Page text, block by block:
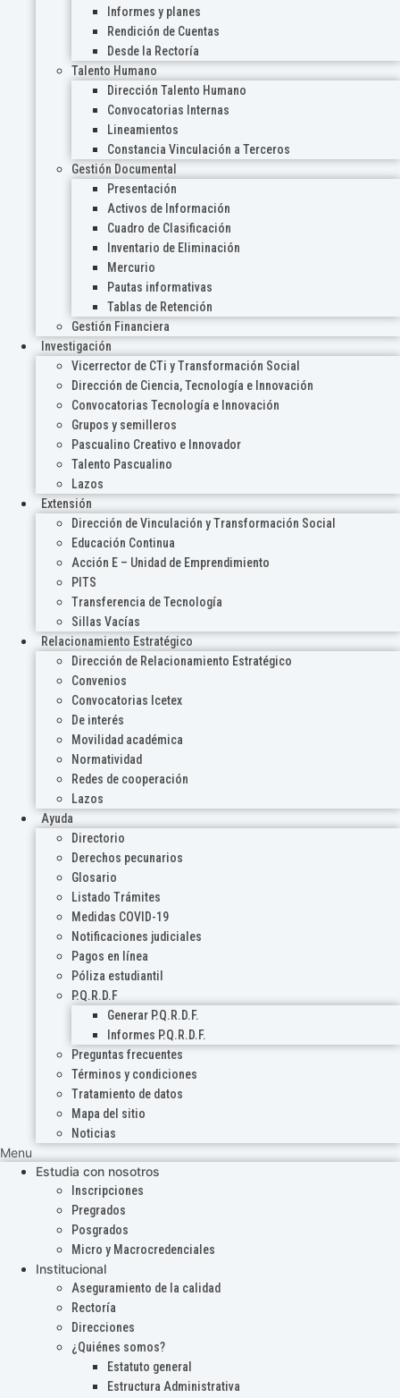
Informes y planes
Rendición de Cuentas
Desde la Rectoría
Talento Humano
Dirección Talento Humano
Convocatorias Internas
Lineamientos
Constancia Vinculación a Terceros
Gestión Documental
Presentación
Activos de Información
Cuadro de Clasificación
Inventario de Eliminación
Mercurio
Pautas informativas
Tablas de Retención
Gestión Financiera
Investigación
Vicerrector de CTi y Transformación Social
Dirección de Ciencia, Tecnología e Innovación
Convocatorias Tecnología e Innovación
Grupos y semilleros
Pascualino Creativo e Innovador
Talento Pascualino
Lazos
Extensión
Dirección de Vinculación y Transformación Social
Educación Continua
Acción E – Unidad de Emprendimiento
PITS
Transferencia de Tecnología
Sillas Vacías
Relacionamiento Estratégico
Dirección de Relacionamiento Estratégico
Convenios
Convocatorias Icetex
De interés
Movilidad académica
Normatividad
Redes de cooperación
Lazos
Ayuda
Directorio
Derechos pecunarios
Glosario
Listado Trámites
Medidas COVID-19
Notificaciones judiciales
Pagos en línea
Póliza estudiantil
P.Q.R.D.F
Generar P.Q.R.D.F.
Informes P.Q.R.D.F.
Preguntas frecuentes
Términos y condiciones
Tratamiento de datos
Mapa del sitio
Noticias
Menu
Estudia con nosotros
Inscripciones
Pregrados
Posgrados
Micro y Macrocredenciales
Institucional
Aseguramiento de la calidad
Rectoría
Direcciones
¿Quiénes somos?
Estatuto general
Estructura Administrativa